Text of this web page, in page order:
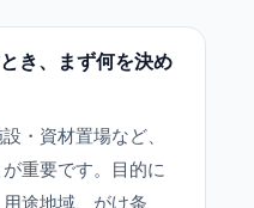
き、まず何を決め
・資材置場など、
重要です。目的に
途地域、がけ条